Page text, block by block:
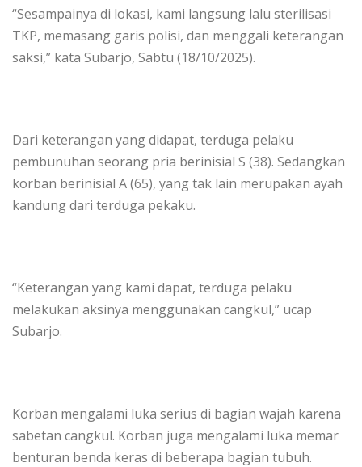
“Sesampainya di lokasi, kami langsung lalu sterilisasi
TKP, memasang garis polisi, dan menggali keterangan
saksi,” kata Subarjo, Sabtu (18/10/2025).
Dari keterangan yang didapat, terduga pelaku
pembunuhan seorang pria berinisial S (38). Sedangkan
korban berinisial A (65), yang tak lain merupakan ayah
kandung dari terduga pekaku.
“Keterangan yang kami dapat, terduga pelaku
melakukan aksinya menggunakan cangkul,” ucap
Subarjo.
Korban mengalami luka serius di bagian wajah karena
sabetan cangkul. Korban juga mengalami luka memar
benturan benda keras di beberapa bagian tubuh.